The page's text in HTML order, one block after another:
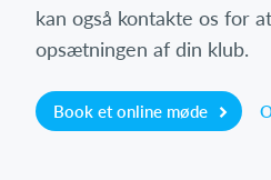
kan også kontakte os for
opsætningen af din klub.
Book et online møde